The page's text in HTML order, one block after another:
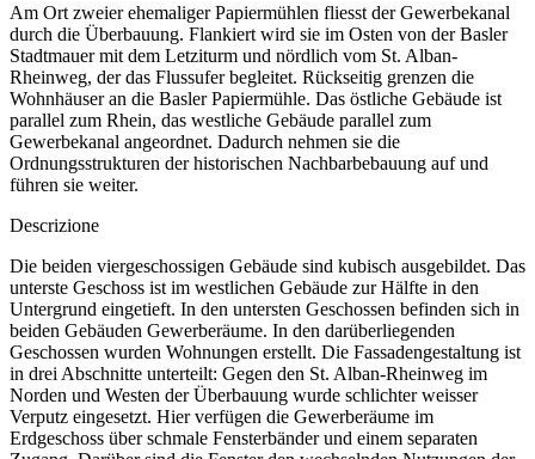
Am Ort zweier ehemaliger Papiermühlen fliesst der Gewerbekanal
durch die Überbauung. Flankiert wird sie im Osten von der Basler
Stadtmauer mit dem Letziturm und nördlich vom St. Alban-
Rheinweg, der das Flussufer begleitet. Rückseitig grenzen die
Wohnhäuser an die Basler Papiermühle. Das östliche Gebäude ist
parallel zum Rhein, das westliche Gebäude parallel zum
Gewerbekanal angeordnet. Dadurch nehmen sie die
Ordnungsstrukturen der historischen Nachbarbebauung auf und
führen sie weiter.
Descrizione
Die beiden viergeschossigen Gebäude sind kubisch ausgebildet. Das
unterste Geschoss ist im westlichen Gebäude zur Hälfte in den
Untergrund eingetieft. In den untersten Geschossen befinden sich in
beiden Gebäuden Gewerberäume. In den darüberliegenden
Geschossen wurden Wohnungen erstellt. Die Fassadengestaltung ist
in drei Abschnitte unterteilt: Gegen den St. Alban-Rheinweg im
Norden und Westen der Überbauung wurde schlichter weisser
Verputz eingesetzt. Hier verfügen die Gewerberäume im
Erdgeschoss über schmale Fensterbänder und einem separaten